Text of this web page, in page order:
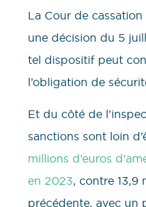
La Cour de
une décision du 5
tel dispositif peut
l’obligation de
Et du côté de
sanctions sont loin
millions d’euros
en 2023, contre 13,9
précédente, avec